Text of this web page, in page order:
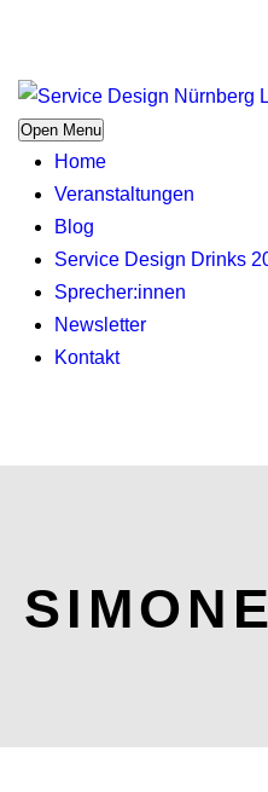
Open Menu
Home
Veranstaltungen
Blog
Service Design Drinks
Sprecher:innen
Newsletter
Kontakt